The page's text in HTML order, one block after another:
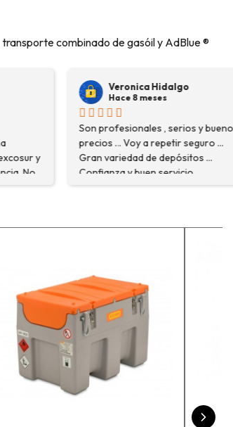
combinado de gasóil y AdBlue ®
Veronica Hidalgo
Hace 8 meses
Son profesionales , serios y buenos
precios ... Voy a repetir seguro ...
Gran variedad de depósitos ...
Confianza y buen servicio.